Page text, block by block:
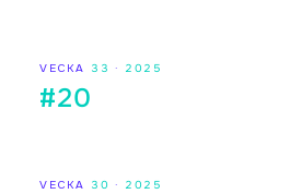
VECKA 33 · 2025
#20
VECKA 30 · 2025